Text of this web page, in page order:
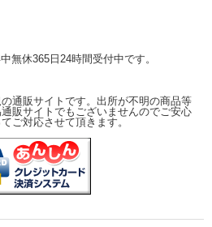
無休365日24時間受付中です。
通販サイトです。出所が不明の商品等
販サイトでもございませんのでご安心
ご対応させて頂きます。